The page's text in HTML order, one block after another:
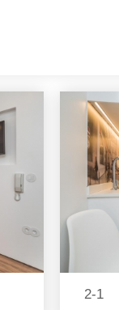
2-1